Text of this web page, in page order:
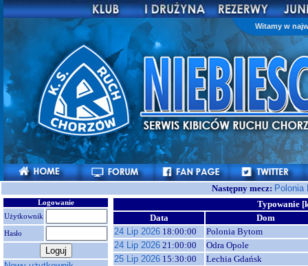
Witamy w
Następny mecz:
Logowanie
Użytkownik
Hasło
Typowanie
Data
Dom
24 Lip 2026 18:00:00
Polonia Bytom
24 Lip 2026 21:00:00
Odra Opole
25 Lip 2026 15:30:00
Lechia Gdańsk